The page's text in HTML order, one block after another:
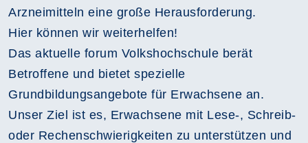
Arzneimitteln eine große Herausforderung.
Hier können wir weiterhelfen!
Das aktuelle forum Volkshochschule berät
Betroffene und bietet spezielle
Grundbildungsangebote für Erwachsene an.
Unser Ziel ist es, Erwachsene mit Lese-, Schreib-
oder Rechenschwierigkeiten zu unterstützen und